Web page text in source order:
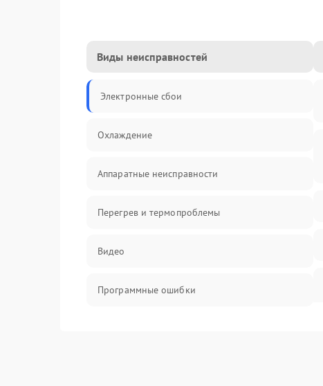
Виды неисправностей
Электронные сбои
Охлаждение
Аппаратные неисправности
Перегрев и термопроблемы
Видео
Программные ошибки